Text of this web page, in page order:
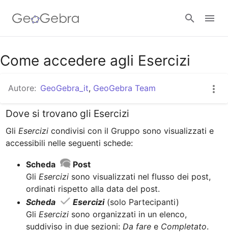
Accedi
Come accedere agli Esercizi
Autore: GeoGebra_it, GeoGebra Team
Dove si trovano gli Esercizi
Gli Esercizi condivisi con il Gruppo sono visualizzati e
accessibili nelle seguenti schede:
Scheda
Post
Gli Esercizi sono visualizzati nel flusso dei post,
Scheda
Esercizi (solo Partecipanti)
Gli Esercizi sono organizzati in un elenco,
suddiviso in due sezioni: Da fare e Completato